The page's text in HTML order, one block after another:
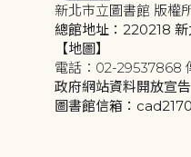
新北市立圖書館 版權
總館地址：220218
【地圖】
電話：02-29537868
政府網站資料開放宣告
圖書館信箱：